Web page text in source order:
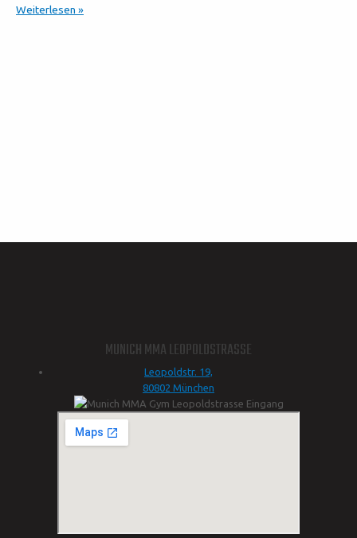
Weiterlesen »
MUNICH MMA LEOPOLDSTRASSE
Leopoldstr. 19,
80802 München